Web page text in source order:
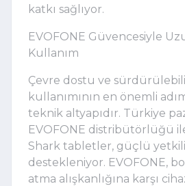
katkı sağlıyor.
EVOFONE Güvencesiyle
Kullanım
Çevre dostu ve
kullanımının en önemli
teknik altyapıdır. Türkiye
EVOFONE distribütörlüğü
Shark tabletler, güçlü yetkili
destekleniyor. EVOFONE,
atma alışkanlığına karşı